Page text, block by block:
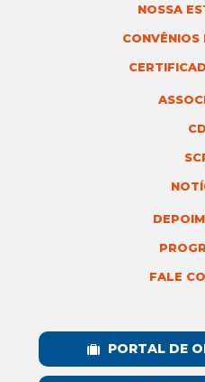
NOSSA
CONVÊNIOS
FALE
PORTAL DE